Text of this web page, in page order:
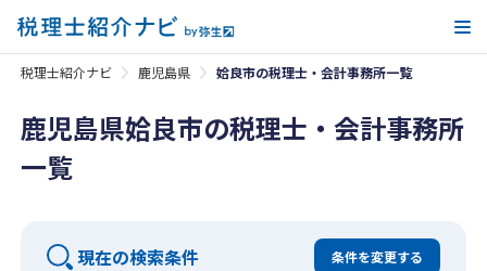
税理士紹介ナビ 鹿児島県 姶良市の税理士・会計事務所一覧
鹿児島県姶良市の税理士・会計事務所
一覧
現在の検索条件 条件を変更する